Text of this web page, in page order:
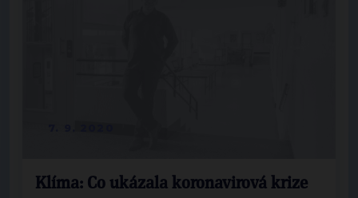
Klíma: Co ukázala koronavirová krize